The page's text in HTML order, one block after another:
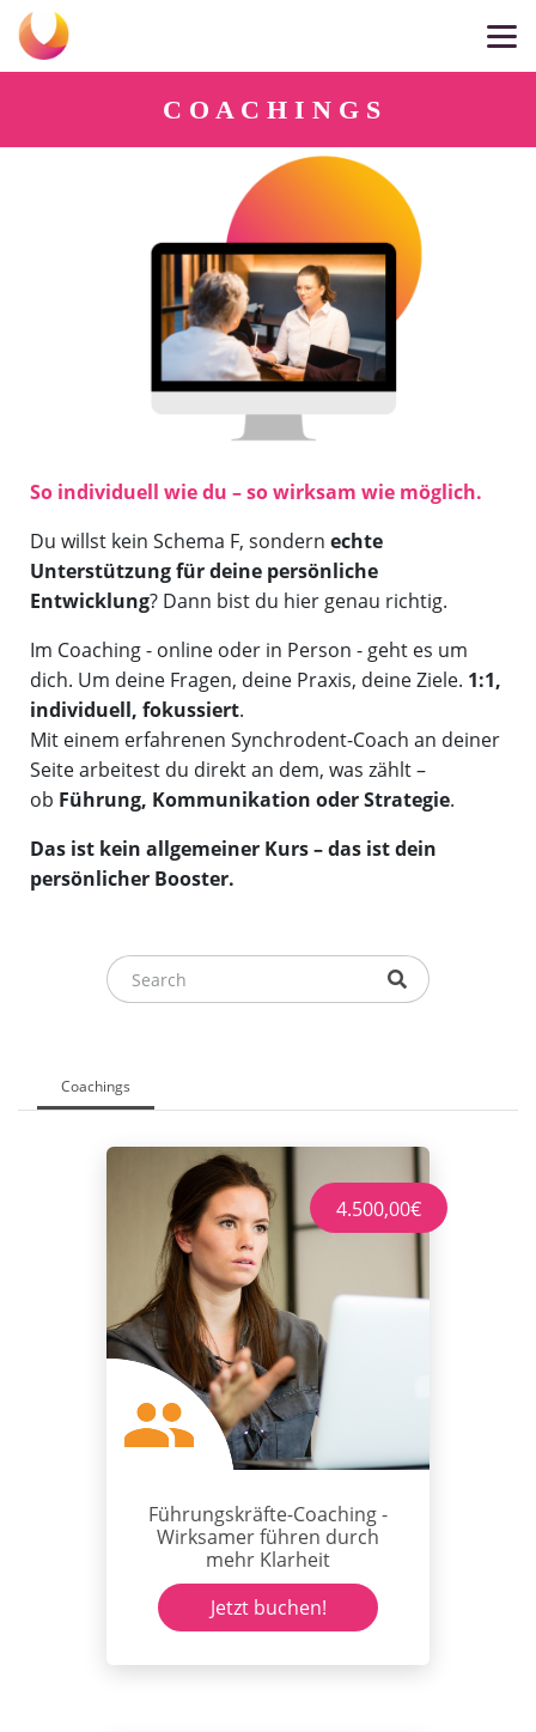
C O A C H I N G S
So individuell wie du – so wirksam wie möglich.
Du willst kein Schema F, sondern echte
Unterstützung für deine persönliche
Entwicklung? Dann bist du hier genau richtig.
Im Coaching - online oder in Person - geht es um
dich. Um deine Fragen, deine Praxis, deine Ziele. 1:1,
individuell, fokussiert.
Mit einem erfahrenen Synchrodent-Coach an deiner
Seite arbeitest du direkt an dem, was zählt –
ob Führung, Kommunikation oder Strategie.
Das ist kein allgemeiner Kurs – das ist dein
persönlicher Booster.
Coachings
4.500,00€
Führungskräfte-Coaching -
Wirksamer führen durch
mehr Klarheit
Jetzt buchen!